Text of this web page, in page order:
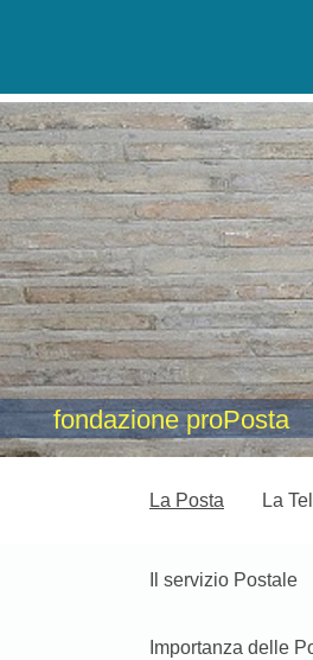
fondazione proPosta
La Posta La
Il servizio Postale
Importanza delle